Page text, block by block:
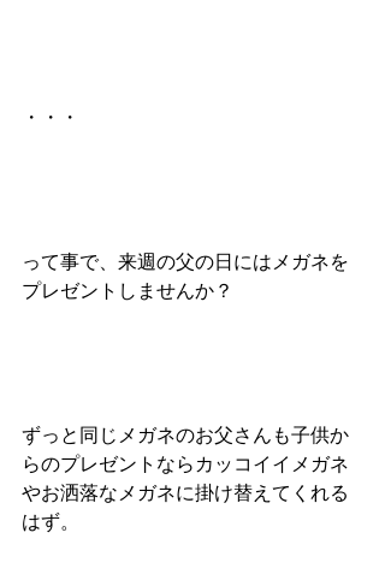
・・・
って事で、来週の父の日にはメガネを
プレゼントしませんか？
ずっと同じメガネのお父さんも子供か
らのプレゼントならカッコイイメガネ
やお洒落なメガネに掛け替えてくれる
はず。